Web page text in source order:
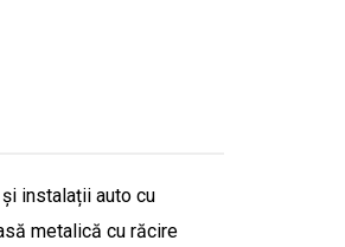
instalații auto cu
metalică cu răcire